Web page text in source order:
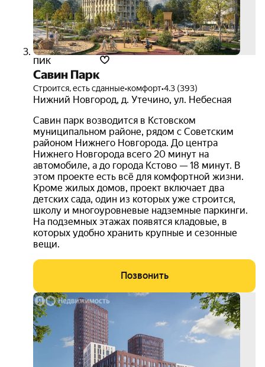
ПИК
Савин Парк
Строится, есть сданные•комфорт•4.3 (393)
Нижний Новгород, д. Утечино, ул. Небесная
Савин парк возводится в Кстовском
муниципальном районе, рядом с Советским
районом Нижнего Новгорода. До центра
Нижнего Новгорода всего 20 минут на
автомобиле, а до города Кстово — 18 минут. В
этом проекте есть всё для комфортной жизни.
Кроме жилых домов, проект включает два
детских сада, один из которых уже строится,
школу и многоуровневые надземные паркинги.
На подземных этажах появятся кладовые, в
которых удобно хранить крупные и сезонные
вещи.
Позвонить